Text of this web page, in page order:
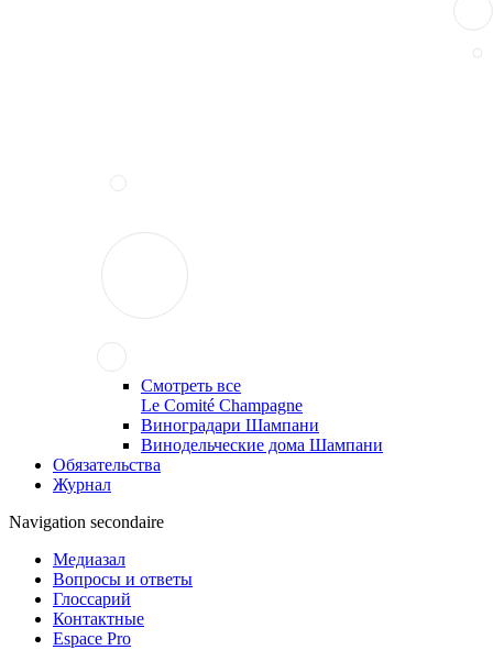
Смотреть все
Le Comité Champagne
Виноградари Шампани
Винодельческие дома Шампани
Обязательства
Журнал
Navigation secondaire
Медиазал
Вопросы и ответы
Глоссарий
Контактные
Espace Pro